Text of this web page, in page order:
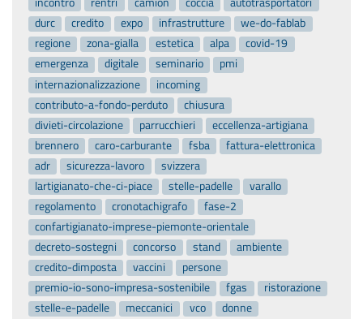
durc
credito expo infrastrutture
we-do-fablab
regione
zona-gialla estetica alpa
covid-19
emergenza
digitale seminario
pmi
internazionalizzazione
incoming
contributo-a-fondo-perduto
chiusura
divieti-circolazione
parrucchieri
eccellenza-artigiana
brennero
caro-carburante fsba
fattura-elettronica
adr
sicurezza-lavoro
svizzera
lartigianato-che-ci-piace
stelle-padelle
varallo
regolamento
cronotachigrafo
fase-2
confartigianato-imprese-piemonte-orientale
decreto-sostegni
concorso stand
ambiente
credito-dimposta
vaccini
persone
premio-io-sono-impresa-sostenibile
fgas
ristorazione
stelle-e-padelle
meccanici vco
donne